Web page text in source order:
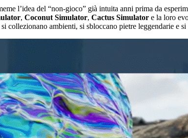
l’idea del “non-gioco” già intuita anni prima da
, Coconut Simulator, Cactus Simulator e la loro
collezionano ambienti, si sbloccano pietre leggendarie e